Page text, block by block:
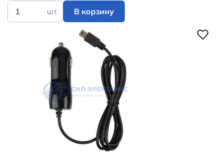
шт. В корзину